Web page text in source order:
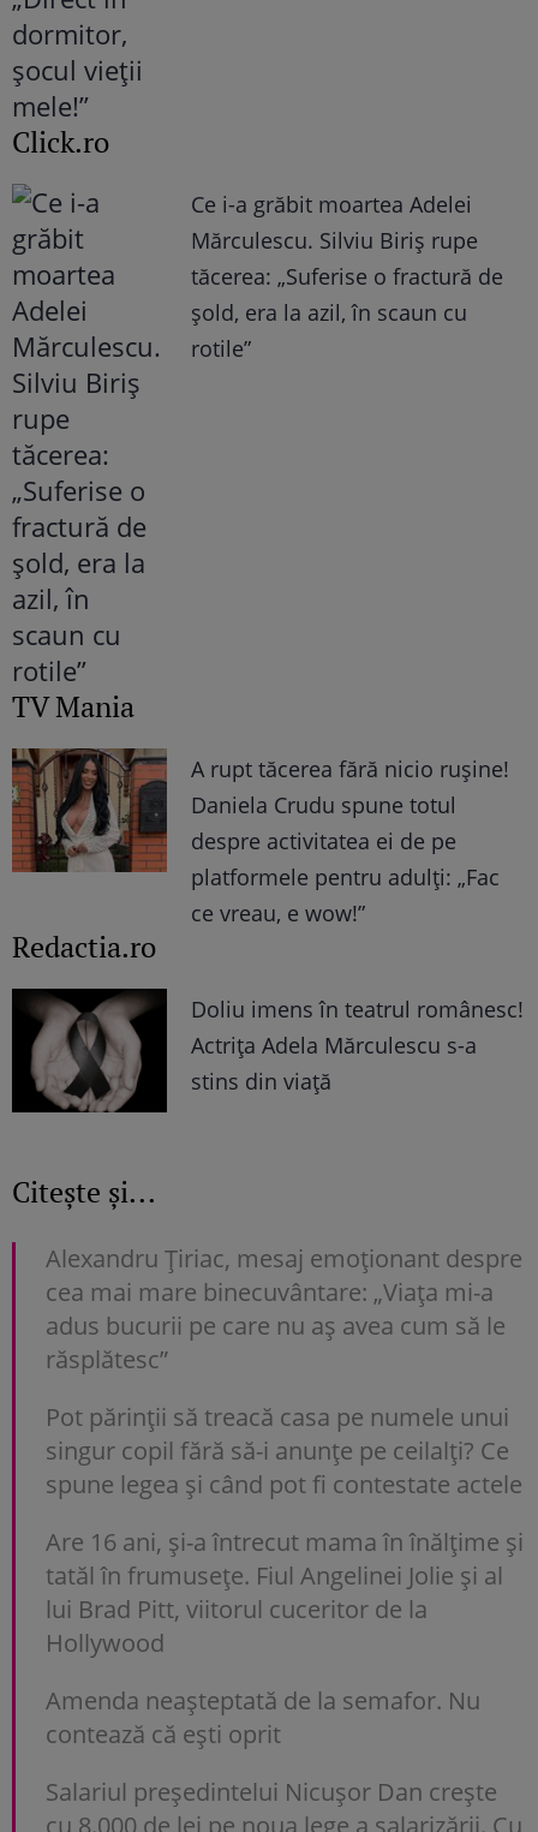
Click.ro
Ce i-a grăbit moartea Adelei
Mărculescu. Silviu Biriș rupe
tăcerea: „Suferise o fractură de
șold, era la azil, în scaun cu
rotile”
TV Mania
A rupt tăcerea fără nicio rușine!
Daniela Crudu spune totul
despre activitatea ei de pe
platformele pentru adulți: „Fac
ce vreau, e wow!”
Redactia.ro
Doliu imens în teatrul românesc!
Actrița Adela Mărculescu s-a
stins din viață
Citește și...
Alexandru Țiriac, mesaj emoționant despre
cea mai mare binecuvântare: „Viața mi-a
adus bucurii pe care nu aș avea cum să le
răsplătesc”
Pot părinții să treacă casa pe numele unui
singur copil fără să-i anunțe pe ceilalți? Ce
spune legea și când pot fi contestate actele
Are 16 ani, și-a întrecut mama în înălțime și
tatăl în frumusețe. Fiul Angelinei Jolie și al
lui Brad Pitt, viitorul cuceritor de la
Hollywood
Amenda neașteptată de la semafor. Nu
contează că ești oprit
Salariul președintelui Nicușor Dan crește